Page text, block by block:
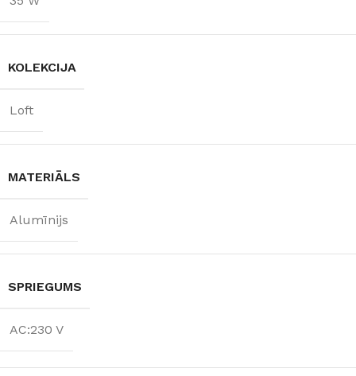
KOLEKCIJA
Loft
MATERIĀLS
Alumīnijs
SPRIEGUMS
AC:230 V